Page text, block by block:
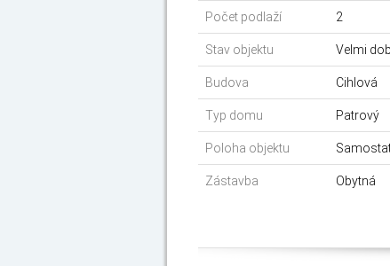
Počet podlaží 2
Stav objektu Velmi
Budova Cihlová
Typ domu Patrový
Poloha objektu
Zástavba Obytná